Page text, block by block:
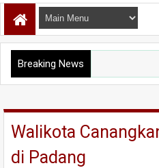
Breaking News
Walikota
di Padang